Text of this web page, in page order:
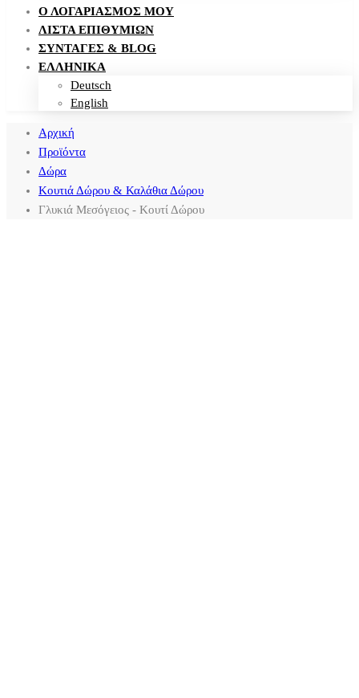
Ο ΛΟΓΑΡΙΑΣΜΌΣ ΜΟΥ
ΛΊΣΤΑ ΕΠΙΘΥΜΙΏΝ
ΣΥΝΤΑΓΈΣ & BLOG
ΕΛΛΗΝΙΚΑ
Deutsch
English
Αρχική
Προϊόντα
Δώρα
Κουτιά Δώρου & Καλάθια Δώρου
Γλυκιά Μεσόγειος - Κουτί Δώρου